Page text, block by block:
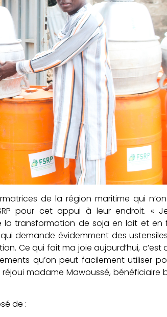
de la région maritime qui
pour cet appui à leur endroit. «
la transformation de soja en lait et en
demande évidemment des
Ce qui fait ma joie aujourd’hui, c’est
qu’on peut facilement utiliser
madame Mawoussé, bénéficiaire
de :